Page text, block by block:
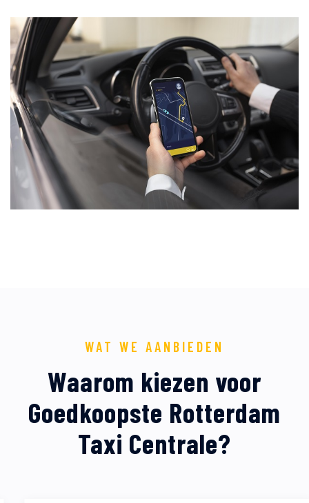
WAT WE AANBIEDEN
Waarom kiezen voor
Goedkoopste Rotterdam
Taxi Centrale?